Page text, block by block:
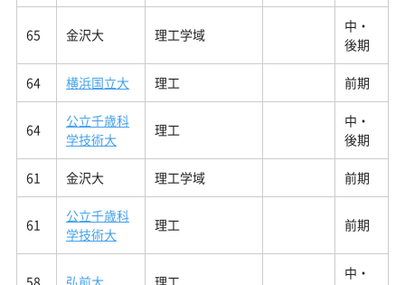
65 金沢大 理工学域
中・
後期
64 横浜国立大 理工 前期
64
公立千歳科
学技術大
理工
中・
後期
61 金沢大 理工学域 前期
61
公立千歳科
学技術大
理工 前期
58 弘前大 理工
中・